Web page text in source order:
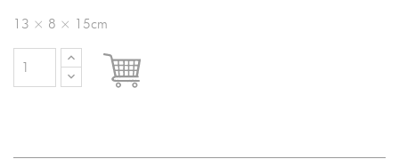
13 × 8 × 15cm
